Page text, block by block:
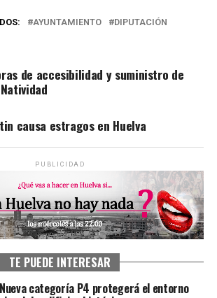
AYUNTAMIENTO
DIPUTACIÓN
de accesibilidad y suministro de
causa estragos en Huelva
PUBLICIDAD
TE PUEDE INTERESAR
Nueva categoría P4 protegerá el entorno